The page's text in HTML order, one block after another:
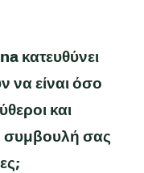
κατευθύνει
να είναι όσο
και
συμβουλή σας